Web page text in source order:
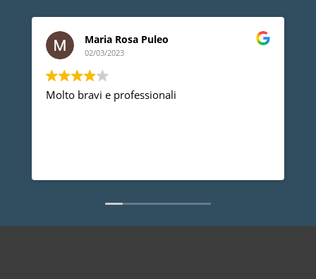
Maria Rosa Puleo
02/03/2023
Molto bravi e professionali